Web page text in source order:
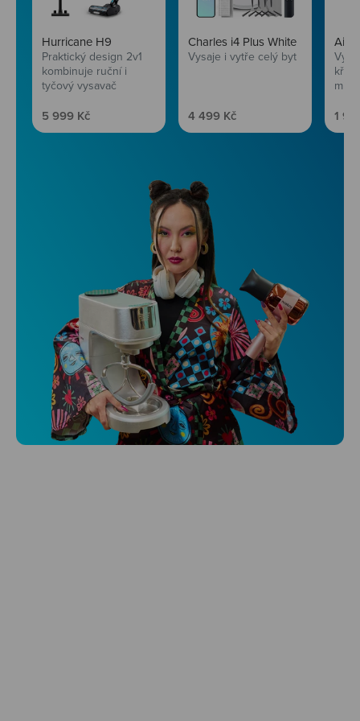
Hurricane H9
Praktický design 2v1
kombinuje ruční i
tyčový vysavač
Prodejní cena
5 999 Kč
Charles i4 Plus White
Vysaje i vytře celý byt
Prodejní cena
4 499 Kč 1
Niceboy ONE Ultra
Hlídá ti zdraví, spánek i pohyb a ještě k
tomu platí.